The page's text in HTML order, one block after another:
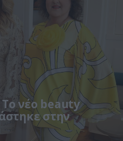
Το νέο beauty
στην